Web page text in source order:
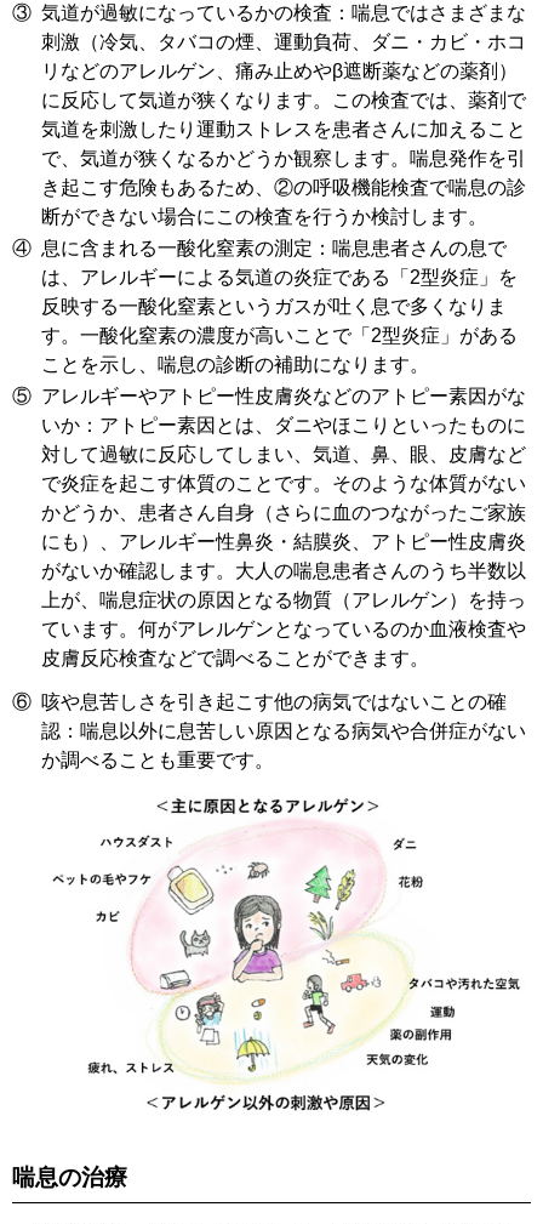
③ 気道が過敏になっているかの検査：喘息ではさまざまな
刺激（冷気、タバコの煙、運動負荷、ダニ・カビ・ホコ
リなどのアレルゲン、痛み止めやβ遮断薬などの薬剤）
に反応して気道が狭くなります。この検査では、薬剤で
気道を刺激したり運動ストレスを患者さんに加えること
で、気道が狭くなるかどうか観察します。喘息発作を引
き起こす危険もあるため、②の呼吸機能検査で喘息の診
断ができない場合にこの検査を行うか検討します。
④ 息に含まれる一酸化窒素の測定：喘息患者さんの息で
は、アレルギーによる気道の炎症である「2型炎症」を
反映する一酸化窒素というガスが吐く息で多くなりま
す。一酸化窒素の濃度が高いことで「2型炎症」がある
ことを示し、喘息の診断の補助になります。
⑤ アレルギーやアトピー性皮膚炎などのアトピー素因がな
いか：アトピー素因とは、ダニやほこりといったものに
対して過敏に反応してしまい、気道、鼻、眼、皮膚など
で炎症を起こす体質のことです。そのような体質がない
かどうか、患者さん自身（さらに血のつながったご家族
にも）、アレルギー性鼻炎・結膜炎、アトピー性皮膚炎
がないか確認します。大人の喘息患者さんのうち半数以
上が、喘息症状の原因となる物質（アレルゲン）を持っ
ています。何がアレルゲンとなっているのか血液検査や
皮膚反応検査などで調べることができます。
⑥ 咳や息苦しさを引き起こす他の病気ではないことの確
認：喘息以外に息苦しい原因となる病気や合併症がない
か調べることも重要です。
喘息の治療